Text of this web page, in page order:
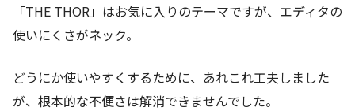
「THE THOR」はお気に入りのテーマですが、エディタの
使いにくさがネック。
どうにか使いやすくするために、あれこれ工夫しました
が、根本的な不便さは解消できませんでした。